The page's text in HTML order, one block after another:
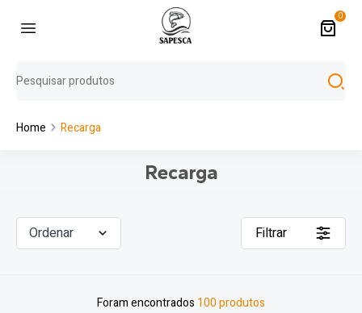
0
Home Recarga
Recarga
Foram encontrados 100 produtos
Filtrar
Ordenar